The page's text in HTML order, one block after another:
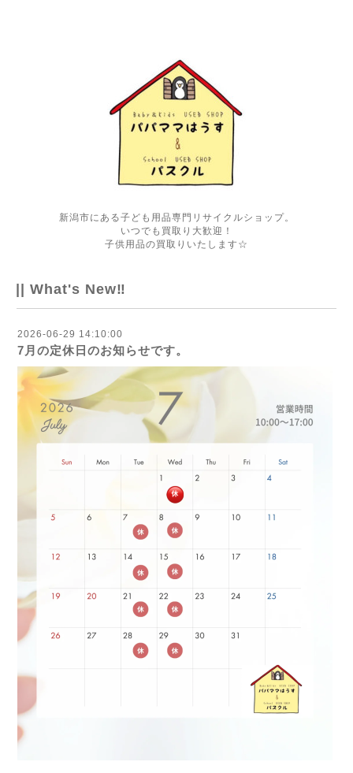
新潟市にある子ども用品専門リサイクルショップ。
いつでも買取り大歓迎！
子供用品の買取りいたします☆
|| What's New‼
2026-06-29 14:10:00
7月の定休日のお知らせです。